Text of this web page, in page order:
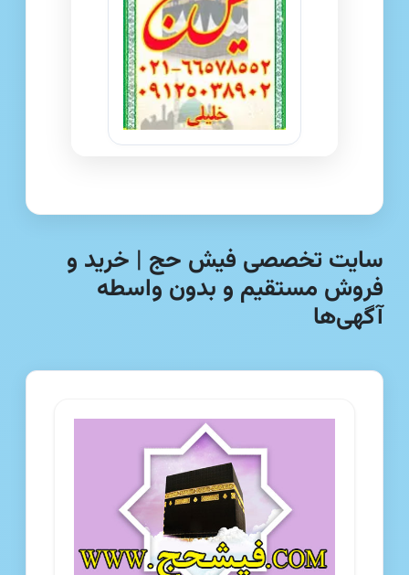
سایت تخصصی فیش حج | خرید و
فروش مستقیم و بدون واسطه
آگهی‌ها